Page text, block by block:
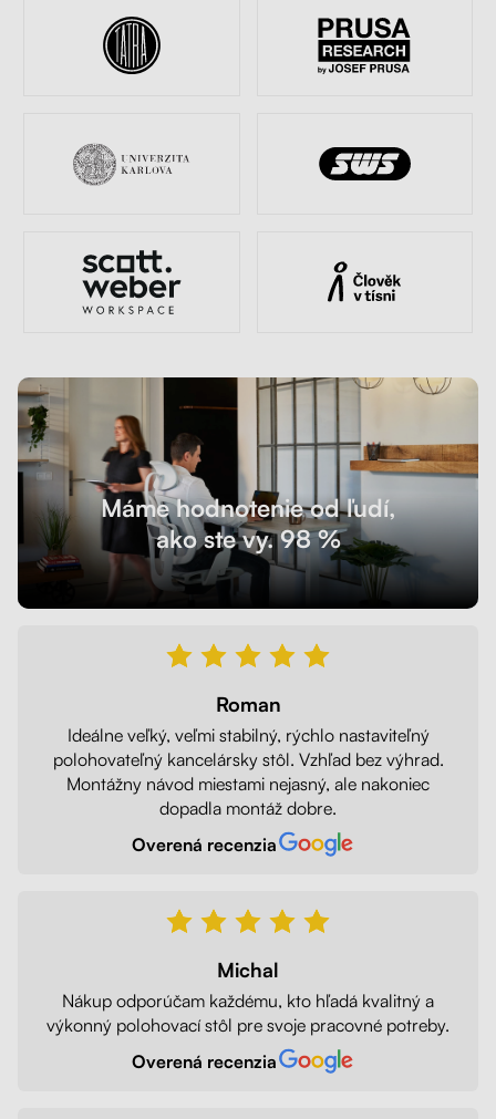
Máme hodnotenie od ľudí,
ako ste vy. 98 %
Roman
Ideálne veľký, veľmi stabilný, rýchlo nastaviteľný
polohovateľný kancelársky stôl. Vzhľad bez výhrad.
Montážny návod miestami nejasný, ale nakoniec
dopadla montáž dobre.
Overená recenzia
Michal
Nákup odporúčam každému, kto hľadá kvalitný a
výkonný polohovací stôl pre svoje pracovné potreby.
Overená recenzia